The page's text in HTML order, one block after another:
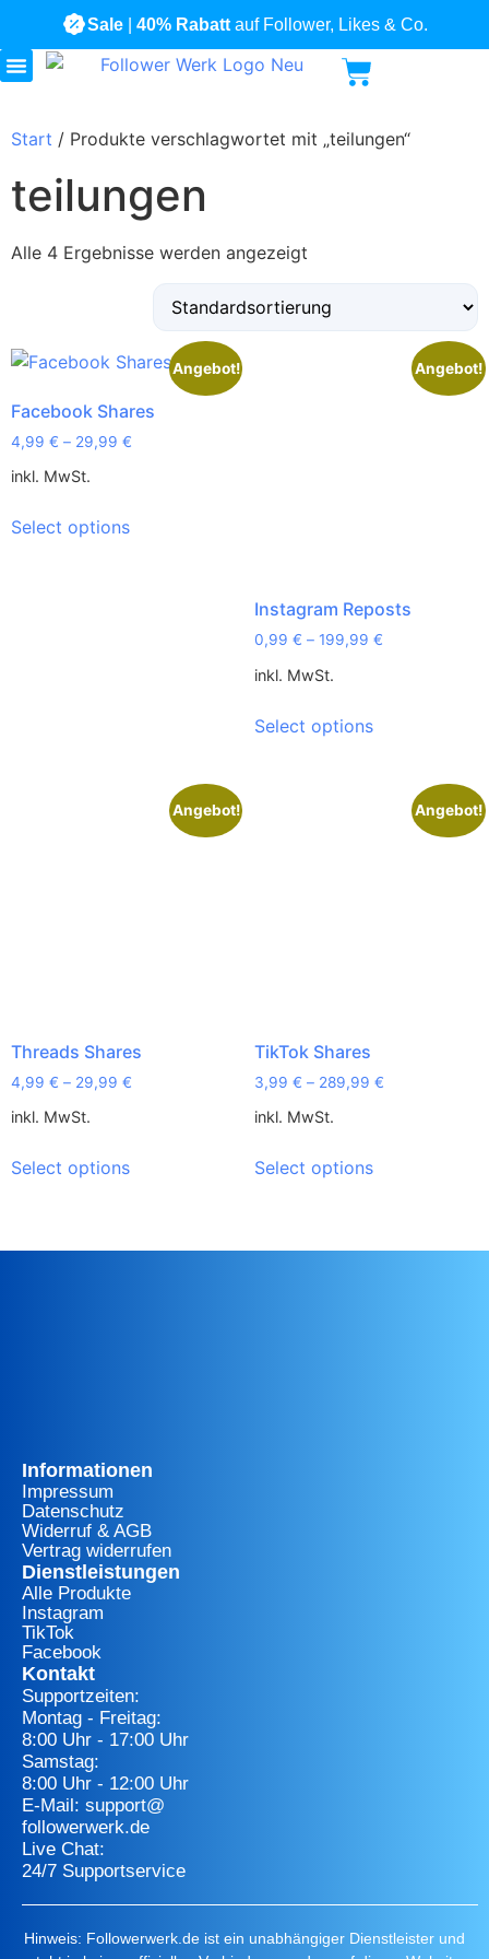
Sale 40% Rabatt auf Follower, Likes & Co.
Start / Produkte verschlagwortet mit „teilungen“
teilungen
Alle 4 Ergebnisse werden angezeigt
Angebot!
Facebook Shares
4,99 € – 29,99 €
inkl. MwSt.
Select options
Angebot!
Instagram Reposts
0,99 € – 199,99 €
inkl. MwSt.
Select options
Angebot!
Threads Shares
4,99 € – 29,99 €
inkl. MwSt.
Select options
Angebot!
TikTok Shares
3,99 € – 289,99 €
inkl. MwSt.
Select options
Informationen
Impressum
Datenschutz
Widerruf & AGB
Vertrag widerrufen
Dienstleistungen
Alle Produkte
Instagram
TikTok
Facebook
Kontakt
Supportzeiten:
Montag - Freitag:
8:00 Uhr - 17:00 Uhr
Samstag:
8:00 Uhr - 12:00 Uhr
E-Mail: support@
followerwerk.de
Live Chat:
24/7 Supportservice
Hinweis: Followerwerk.de ist ein unabhängiger Dienstleister und